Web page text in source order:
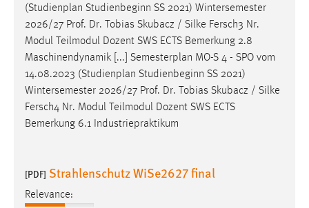
(Studienplan Studienbeginn SS 2021) Wintersemester
2026/27 Prof. Dr. Tobias Skubacz / Silke Fersch3 Nr.
Modul Teilmodul Dozent SWS ECTS Bemerkung 2.8
Maschinendynamik [...] Semesterplan MO-S 4 - SPO vom
14.08.2023 (Studienplan Studienbeginn SS 2021)
Wintersemester 2026/27 Prof. Dr. Tobias Skubacz / Silke
Fersch4 Nr. Modul Teilmodul Dozent SWS ECTS
Bemerkung 6.1 Industriepraktikum
[PDF] Strahlenschutz WiSe2627 final
Relevance: